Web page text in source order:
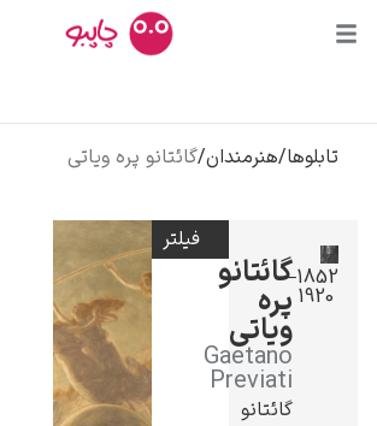
جستجوها
پیکاسو
سالوادور دالی
فریدا کالوا
محبوب‌ترین
هنرمندان
کلود مونه
تابلوها/هنرمندان/گائتانو پره ویاتی
1852–
1920
گائتانو
پره
ویاتی
Gaetano
Previati
گائتانو
فیلتر